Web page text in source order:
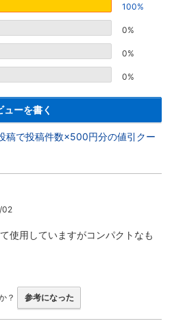
100%
0%
0%
0%
ューを書く
稿で投稿件数×500円分の値引クー
4
02
使用していますがコンパクトなも
？ 参考になった